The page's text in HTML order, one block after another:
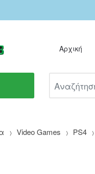
Αρχική
Video Games PS4